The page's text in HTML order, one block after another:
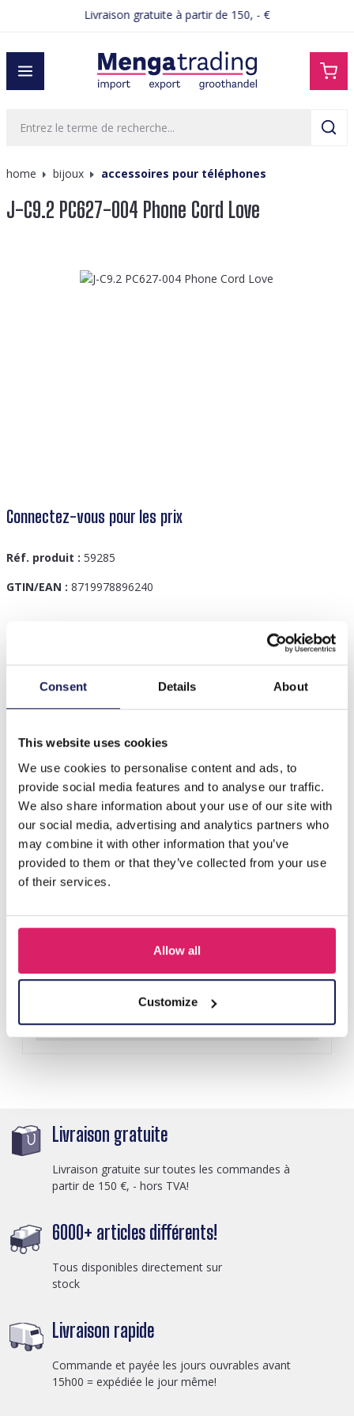
Consent Details About
This website uses cookies
We use cookies to personalise content and ads, to
provide social media features and to analyse our traffic.
We also share information about your use of our site with
our social media, advertising and analytics partners who
may combine it with other information that you’ve
provided to them or that they’ve collected from your use
of their services.
Allow all
Customize
Livraison gratuite à partir de 150, - €
home bijoux accessoires pour téléphones
J-C9.2 PC627-004 Phone Cord Love
Ignorer la galerie d'images
Connectez-vous pour les prix
Réf. produit : 59285
GTIN/EAN : 8719978896240
J-C9.2 PC627-004 Phone Cord Love
D'autres ont acheté aussi
D-F11.2 KEY1026-002-1 Phone Cord Wooden Beads Multi
Détails
Livraison gratuite
Livraison gratuite sur toutes les commandes à
partir de 150 €, - hors TVA!
6000+ articles différents!
Tous disponibles directement sur
stock
Livraison rapide
Commande et payée les jours ouvrables avant
15h00 = expédiée le jour même!